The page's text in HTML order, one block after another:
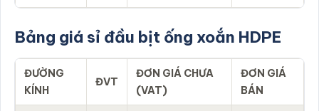
Bảng giá sỉ đầu bịt ống xoắn HDPE
ĐƯỜNG
KÍNH
ĐVT
ĐƠN GIÁ CHƯA
(VAT)
ĐƠN GIÁ
BÁN